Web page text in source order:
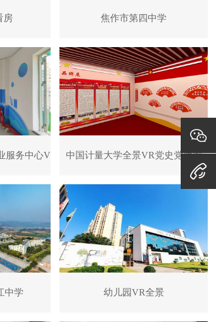
房 焦作市第四中学
服务中心VR全景中国计量大学全景VR党史党建馆
中学 幼儿园VR全景